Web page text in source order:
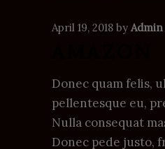
April 19, 2018 by Admin
Donec quam felis,
pellentesque eu,
Nulla consequat
Donec pede justo,